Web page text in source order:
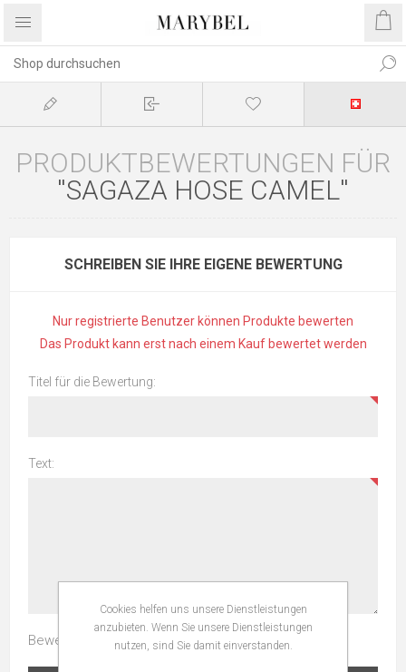
PRODUKTBEWERTUNGEN FÜR
SAGAZA HOSE CAMEL
SCHREIBEN SIE IHRE EIGENE BEWERTUNG
Nur registrierte Benutzer können Produkte bewerten
Das Produkt kann erst nach einem Kauf bewertet werden
Titel für die Bewertung:
Text:
Bewertung:
Cookies helfen uns unsere Dienstleistungen
anzubieten. Wenn Sie unsere Dienstleistungen
nutzen, sind Sie damit einverstanden.